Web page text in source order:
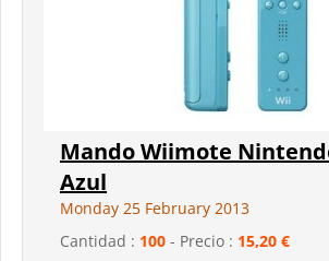
Mando Wiimote
Azul
Monday 25 February 2013
Cantidad : 100 - Precio : 15,20 €